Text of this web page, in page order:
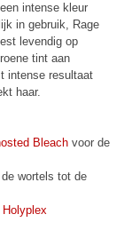
intense kleur
in gebruik, Rage
levendig op
tint aan
intense resultaat
haar.
Bleach voor de
wortels tot de
Holyplex